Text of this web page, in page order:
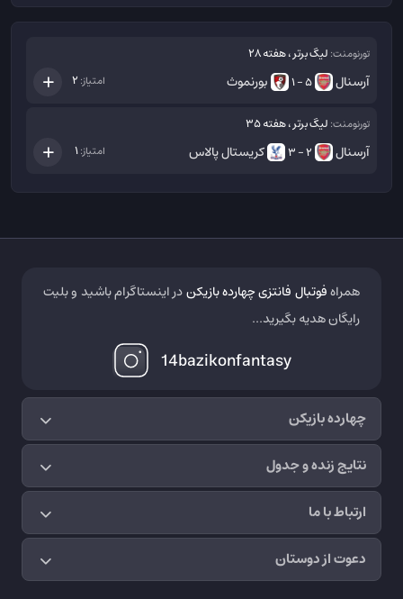
تورنومنت: لیگ برتر ، هفته 28
آرسنال 5 - 1 بورنموث امتیاز: 2
تورنومنت: لیگ برتر ، هفته 35
آرسنال 2 - 3 کریستال پالاس امتیاز:1
چهارده بازیکن
نتایج زنده و جدول
ارتباط با ما
دعوت از دوستان
همراهفوتبال فانتزی چهارده بازیکندر اینستاگرام باشید و بلیت
رایگان هدیه بگیرید...
14bazikonfantasy